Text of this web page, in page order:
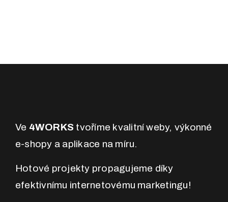
Ve 4WORKS tvoříme kvalitní weby, výkonné
e-shopy a aplikace na míru.
Hotové projekty propagujeme díky
efektivnímu internetovému marketingu!